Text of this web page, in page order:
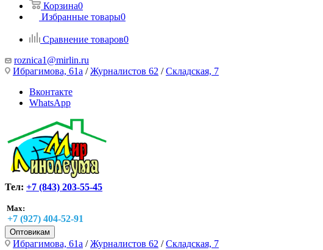
Корзина0
Избранные товары0
Сравнение товаров0
roznica1@mirlin.ru
Ибрагимова, 61а /Журналистов 62 /Складская, 7
Вконтакте
WhatsApp
Тел: +7 (843) 203-55-45
Max:
+7 (927) 404-52-91
Оптовикам
Ибрагимова, 61а /Журналистов 62 /Складская, 7